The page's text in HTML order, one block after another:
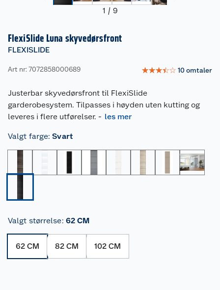
1 / 9
FlexiSlide Luna skyvedørsfront
FLEXISLIDE
Art nr: 7072858000689 ☆☆☆☆☆ 10omtaler
Justerbar skyvedørsfront til FlexiSlide
garderobesystem. Tilpasses i høyden uten kutting og
leveres i flere utførelser. - les mer
Valgt farge: Svart
Valgt størrelse: 62 CM
62 CM 82 CM 102 CM